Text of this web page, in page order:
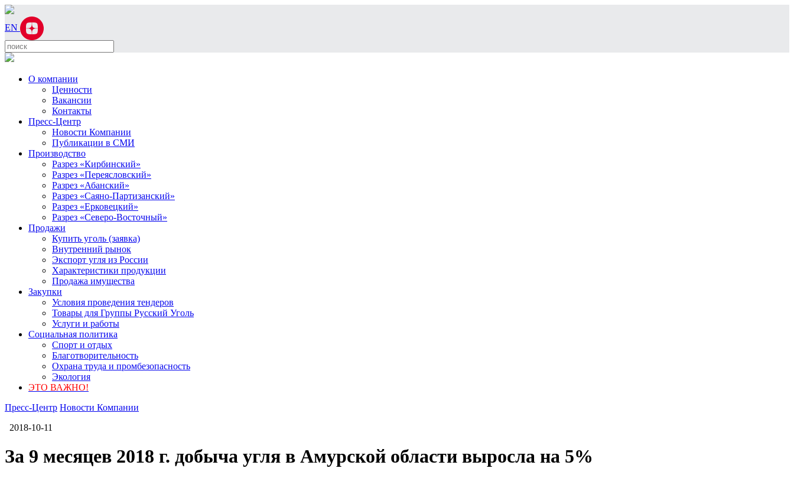
EN
О компании
Ценности
Вакансии
Контакты
Пресс-Центр
Новости Компании
Публикации в СМИ
Производство
Разрез «Кирбинский»
Разрез «Переясловский»
Разрез «Абанский»
Разрез «Саяно-Партизанский»
Разрез «Ерковецкий»
Разрез «Северо-Восточный»
Продажи
Купить уголь (заявка)
Внутренний рынок
Экспорт угля из России
Характеристики продукции
Продажа имущества
Закупки
Условия проведения тендеров
Товары для Группы Русский Уголь
Услуги и работы
Социальная политика
Спорт и отдых
Благотворительность
Охрана труда и промбезопасность
Экология
ЭТО ВАЖНО!
Пресс-Центр Новости Компании
2018-10-11
За 9 месяцев 2018 г. добыча угля в Амурской области выросла на 5%